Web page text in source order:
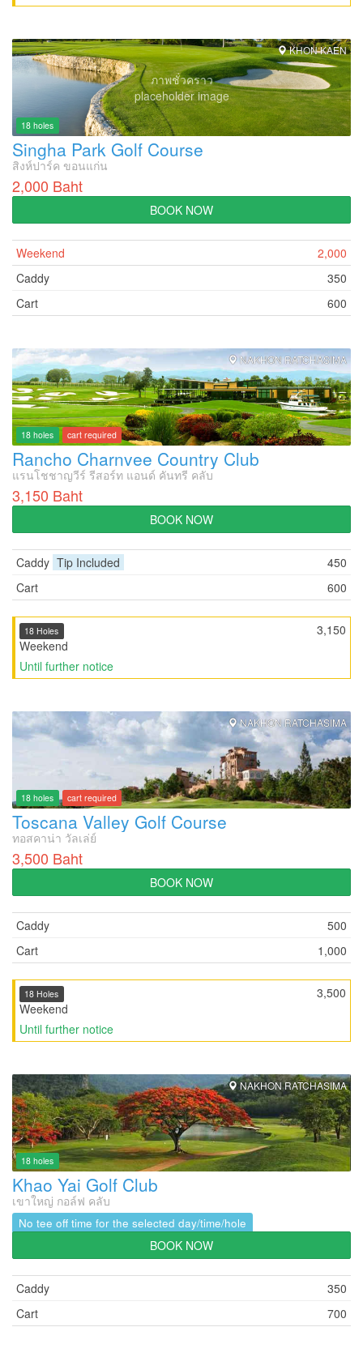
ภาพชั่วคราว
placeholder image
KHON KAEN
18 holes
Singha Park Golf Course
สิงห์ปาร์ค ขอนแก่น
2,000 Baht
BOOK NOW
Weekend
2,000
Caddy
350
Cart
600
NAKHON RATCHASIMA
18 holes cart required
Rancho Charnvee Country Club
แรนโชชาญวีร์ รีสอร์ท แอนด์ คันทรี คลับ
3,150 Baht
BOOK NOW
Caddy Tip Included
450
Cart
600
3,150
18 Holes
Weekend
Until further notice
NAKHON RATCHASIMA
18 holes cart required
Toscana Valley Golf Course
ทอสคาน่า วัลเล่ย์
3,500 Baht
BOOK NOW
Caddy
500
Cart
1,000
3,500
18 Holes
Weekend
Until further notice
NAKHON RATCHASIMA
18 holes
Khao Yai Golf Club
เขาใหญ่ กอล์ฟ คลับ
No tee off time for the selected day/time/hole
BOOK NOW
Caddy
350
Cart
700